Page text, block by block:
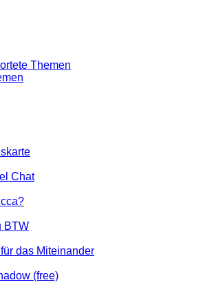
Themen
Chat
BTW
das Miteinander
(free)